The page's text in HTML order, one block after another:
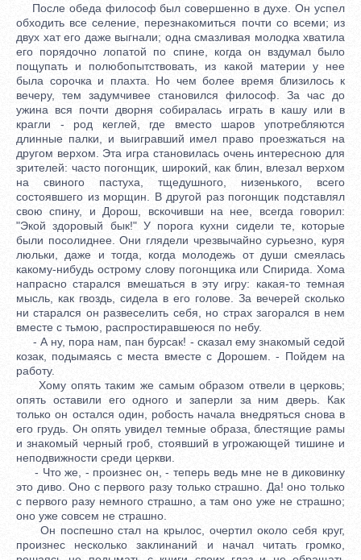
После обеда философ был совершенно в духе. Он успел
обходить все селение, перезнакомиться почти со всеми; из
двух хат его даже выгнали; одна смазливая молодка хватила
его порядочно лопатой по спине, когда он вздумал было
пощупать и полюбопытствовать, из какой материи у нее
была сорочка и плахта. Но чем более время близилось к
вечеру, тем задумчивее становился философ. За час до
ужина вся почти дворня собиралась играть в кашу или в
крагли - род кеглей, где вместо шаров употребляются
длинные палки, и выигравший имел право проезжаться на
другом верхом. Эта игра становилась очень интересною для
зрителей: часто погонщик, широкий, как блин, влезал верхом
на свиного пастуха, тщедушного, низенького, всего
состоявшего из морщин. В другой раз погонщик подставлял
свою спину, и Дорош, вскочивши на нее, всегда говорил:
"Экой здоровый бык!" У порога кухни сидели те, которые
были посолиднее. Они глядели чрезвычайно сурьезно, куря
люльки, даже и тогда, когда молодежь от души смеялась
какому-нибудь острому слову погонщика или Спирида. Хома
напрасно старался вмешаться в эту игру: какая-то темная
мысль, как гвоздь, сидела в его голове. За вечерей сколько
ни старался он развеселить себя, но страх загорался в нем
вместе с тьмою, распростиравшеюся по небу.
- А ну, пора нам, пан бурсак! - сказал ему знакомый седой
козак, подымаясь с места вместе с Дорошем. - Пойдем на
работу.
Хому опять таким же самым образом отвели в церковь;
опять оставили его одного и заперли за ним дверь. Как
только он остался один, робость начала внедряться снова в
его грудь. Он опять увидел темные образа, блестящие рамы
и знакомый черный гроб, стоявший в угрожающей тишине и
неподвижности среди церкви.
- Что же, - произнес он, - теперь ведь мне не в диковинку
это диво. Оно с первого разу только страшно. Да! оно только
с первого разу немного страшно, а там оно уже не страшно;
оно уже совсем не страшно.
Он поспешно стал на крылос, очертил около себя круг,
произнес несколько заклинаний и начал читать громко,